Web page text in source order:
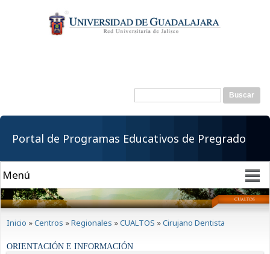
contenido
principal
Formulario de
Buscar
Portal de Programas Educativos de Pregrado
Inicio »Centros »Regionales »CUALTOS »Cirujano Dentista
ORIENTACIÓN E INFORMACIÓN